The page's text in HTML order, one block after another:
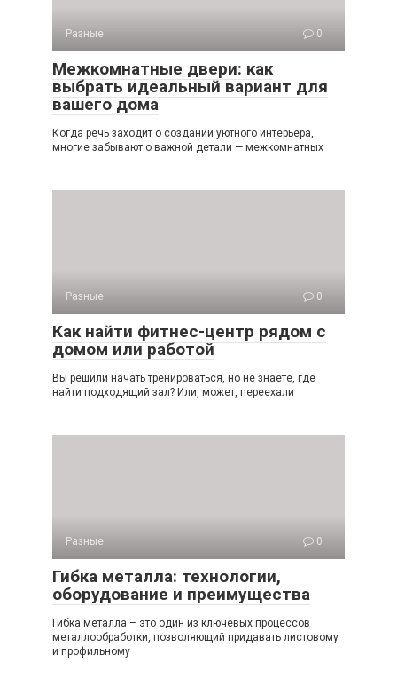
Разные 0
Межкомнатные двери: как
выбрать идеальный вариант для
вашего дома
Когда речь заходит о создании уютного интерьера,
многие забывают о важной детали — межкомнатных
Разные 0
Как найти фитнес-центр рядом с
домом или работой
Вы решили начать тренироваться, но не знаете, где
найти подходящий зал? Или, может, переехали
Разные 0
Гибка металла: технологии,
оборудование и преимущества
Гибка металла – это один из ключевых процессов
металлообработки, позволяющий придавать листовому
и профильному